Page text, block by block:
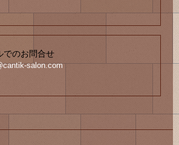
でのお問合せ
salon.com